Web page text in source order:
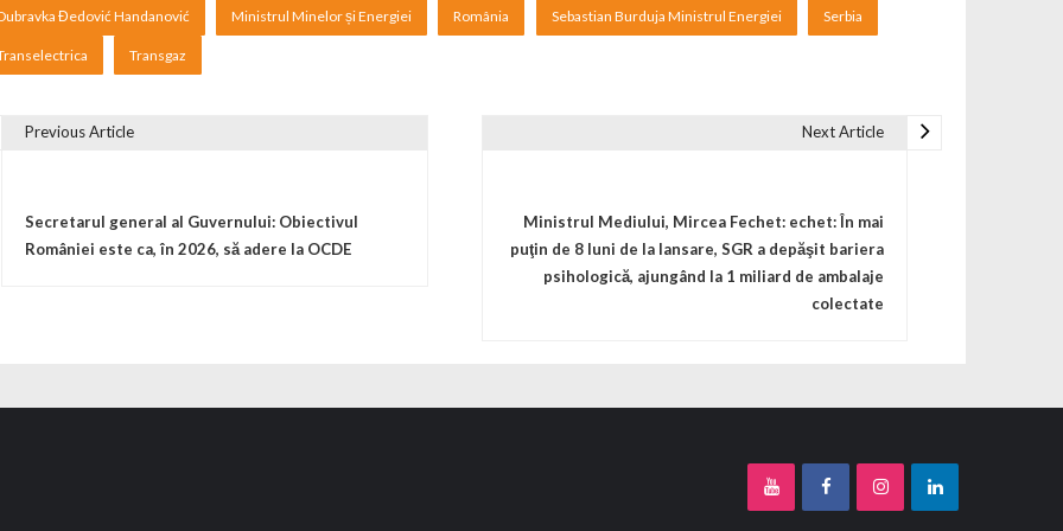
Đedović Handanović Ministrul Minelor și Energiei România Sebastian Burduja Ministrul Energiei Serbia
Transgaz
Previous Article
Secretarul general al Guvernului: Obiectivul
României este ca, în 2026, să adere la OCDE
Next Article
Ministrul Mediului, Mircea Fechet: echet: În mai
puţin de 8 luni de la lansare, SGR a depăşit bariera
psihologică, ajungând la 1 miliard de ambalaje
colectate